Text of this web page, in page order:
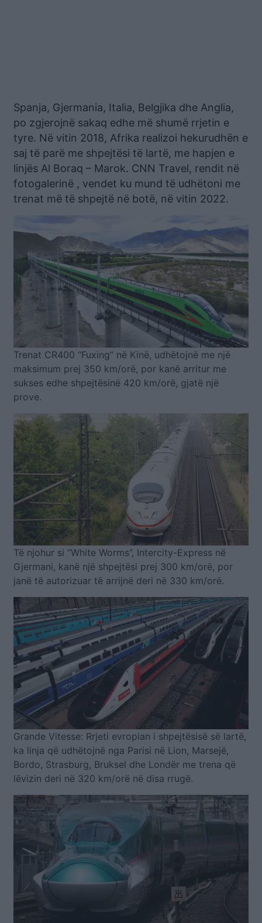
Spanja, Gjermania, Italia, Belgjika dhe Anglia,
po zgjerojnë sakaq edhe më shumë rrjetin e
tyre. Në vitin 2018, Afrika realizoi hekurudhën e
saj të parë me shpejtësi të lartë, me hapjen e
linjës Al Boraq – Marok. CNN Travel, rendit në
fotogalerinë , vendet ku mund të udhëtoni me
trenat më të shpejtë në botë, në vitin 2022.
Trenat CR400 “Fuxing” në Kinë, udhëtojnë me një
maksimum prej 350 km/orë, por kanë arritur me
sukses edhe shpejtësinë 420 km/orë, gjatë një
prove.
Të njohur si “White Worms”, Intercity-Express në
Gjermani, kanë një shpejtësi prej 300 km/orë, por
janë të autorizuar të arrijnë deri në 330 km/orë.
Grande Vitesse: Rrjeti evropian i shpejtësisë së lartë,
ka linja që udhëtojnë nga Parisi në Lion, Marsejë,
Bordo, Strasburg, Bruksel dhe Londër me trena që
lëvizin deri në 320 km/orë në disa rrugë.